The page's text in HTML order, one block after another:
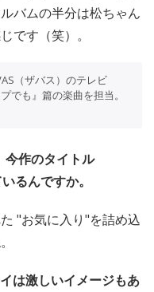
バムの半分は松ちゃん
です（笑）。
（ザバス）のテレビ
でも』篇の楽曲を担当。
作のタイトル
るんですか。
"お気に入り"を詰め込
は激しいイメージもあ